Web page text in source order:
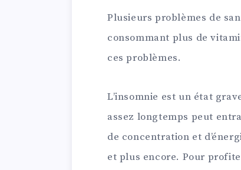
Plusieurs problèmes de
consommant plus de
ces problèmes.
L’insomnie est un état
assez longtemps peut
de concentration et
et plus encore. Pour